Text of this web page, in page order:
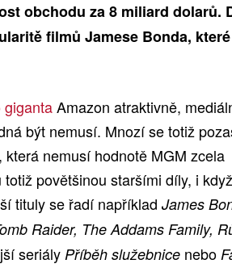
obchodu za 8 miliard dolarů.
filmů Jamese Bonda, které
gigantaAmazon atraktivně,
být nemusí. Mnozí se totiž
nemusí hodnotě MGM zcela
povětšinou staršími díly, i když
tituly se řadí například James
Raider, The Addams Family,
seriály Příběh služebnice nebo